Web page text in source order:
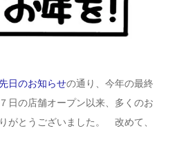
日のお知らせの通り、今年の最終
の店舗オープン以来、多くのお
がとうございました。 改めて、